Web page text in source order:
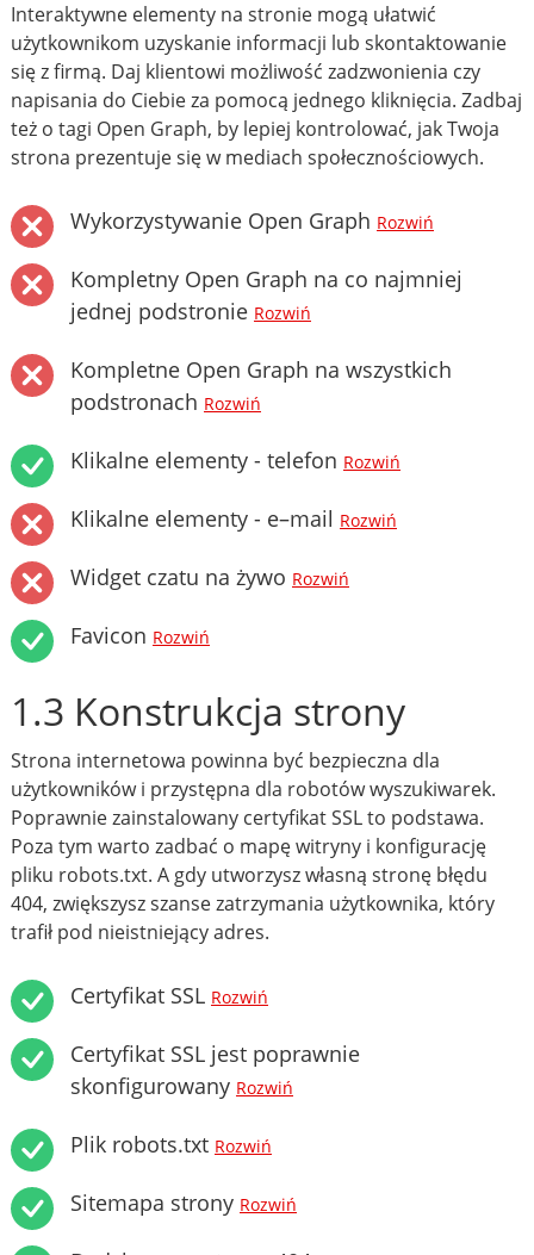
Interaktywne elementy na stronie mogą ułatwić
użytkownikom uzyskanie informacji lub skontaktowanie
się z firmą. Daj klientowi możliwość zadzwonienia czy
napisania do Ciebie za pomocą jednego kliknięcia. Zadbaj
też o tagi Open Graph, by lepiej kontrolować, jak Twoja
strona prezentuje się w mediach społecznościowych.
Wykorzystywanie Open Graph Rozwiń
Kompletny Open Graph na co najmniej
jednej podstronie Rozwiń
Kompletne Open Graph na wszystkich
podstronach Rozwiń
Klikalne elementy - telefon Rozwiń
Klikalne elementy - e–mail Rozwiń
Widget czatu na żywo Rozwiń
Favicon Rozwiń
1.3 Konstrukcja strony
Strona internetowa powinna być bezpieczna dla
użytkowników i przystępna dla robotów wyszukiwarek.
Poprawnie zainstalowany certyfikat SSL to podstawa.
Poza tym warto zadbać o mapę witryny i konfigurację
pliku robots.txt. A gdy utworzysz własną stronę błędu
404, zwiększysz szanse zatrzymania użytkownika, który
trafił pod nieistniejący adres.
Certyfikat SSL Rozwiń
Certyfikat SSL jest poprawnie
skonfigurowany Rozwiń
Plik robots.txt Rozwiń
Sitemapa strony Rozwiń